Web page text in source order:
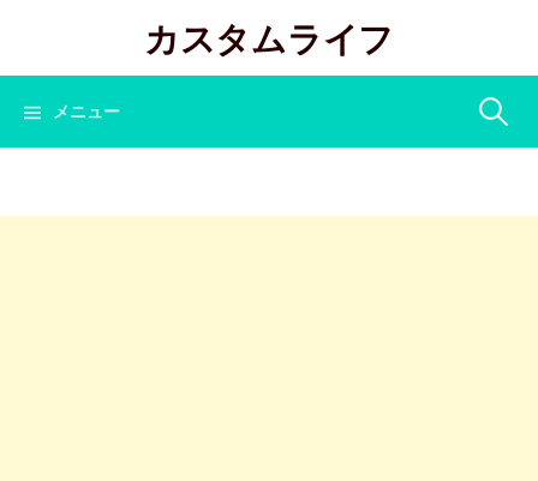
テ
キ
カスタムライフ
メニュー 検